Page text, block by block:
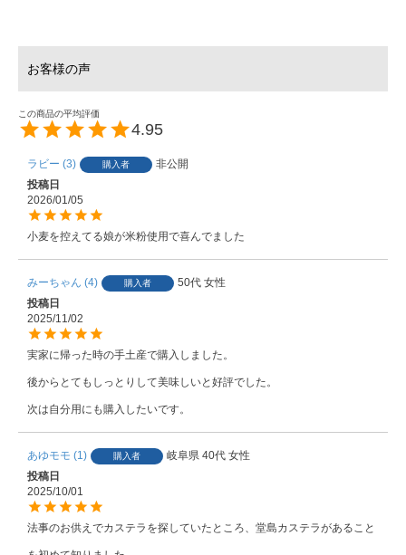
4.95
ラビー 3 購入者
非公開
投稿日
2026/01/05
小麦を控えてる娘が米粉使用で喜んでました
みーちゃん 4 購入者 50代 女性
投稿日
2025/11/02
実家に帰った時の手土産で購入しました。
後からとてもしっとりして美味しいと好評でした。
次は自分用にも購入したいです。
あゆモモ 1 購入者 岐阜県 40代 女性
投稿日
2025/10/01
法事のお供えでカステラを探していたところ、堂島カステラがあること